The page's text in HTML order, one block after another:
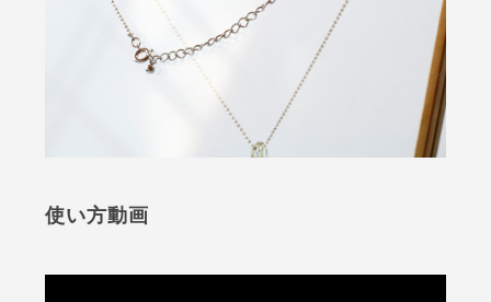
使い方動画